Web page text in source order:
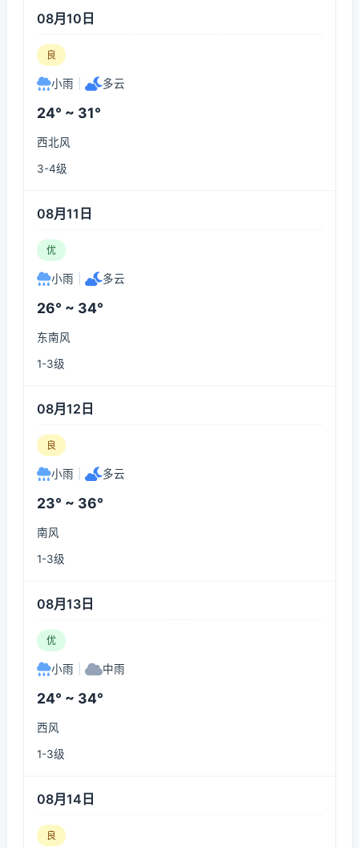
08月10日
良
小雨 多云
24° ~ 31°
西北风
3-4级
08月11日
优
小雨 多云
26° ~ 34°
东南风
1-3级
08月12日
良
小雨 多云
23° ~ 36°
南风
1-3级
08月13日
优
小雨 中雨
24° ~ 34°
西风
1-3级
08月14日
良